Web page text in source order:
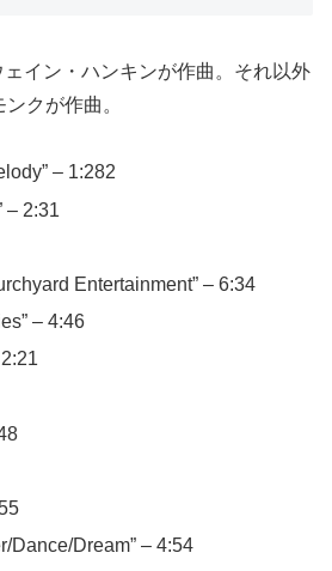
イン・ハンキンが作曲。それ以外
クが作曲。
– 1:282
– 2:31
Entertainment” – 6:34
– 4:46
Dance/Dream” – 4:54